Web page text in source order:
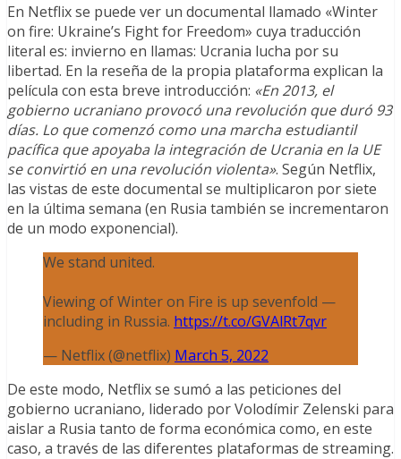
En Netflix se puede ver un documental llamado «Winter
on fire: Ukraine’s Fight for Freedom» cuya traducción
literal es: invierno en llamas: Ucrania lucha por su
libertad. En la reseña de la propia plataforma explican la
película con esta breve introducción: «En 2013, el
gobierno ucraniano provocó una revolución que duró 93
días. Lo que comenzó como una marcha estudiantil
pacífica que apoyaba la integración de Ucrania en la UE
se convirtió en una revolución violenta». Según Netflix,
las vistas de este documental se multiplicaron por siete
en la última semana (en Rusia también se incrementaron
de un modo exponencial).
We stand united.
Viewing of Winter on Fire is up sevenfold —
including in Russia. https://t.co/GVAlRt7qvr
— Netflix (@netflix) March 5, 2022
De este modo, Netflix se sumó a las peticiones del
gobierno ucraniano, liderado por Volodímir Zelenski para
aislar a Rusia tanto de forma económica como, en este
caso, a través de las diferentes plataformas de streaming.